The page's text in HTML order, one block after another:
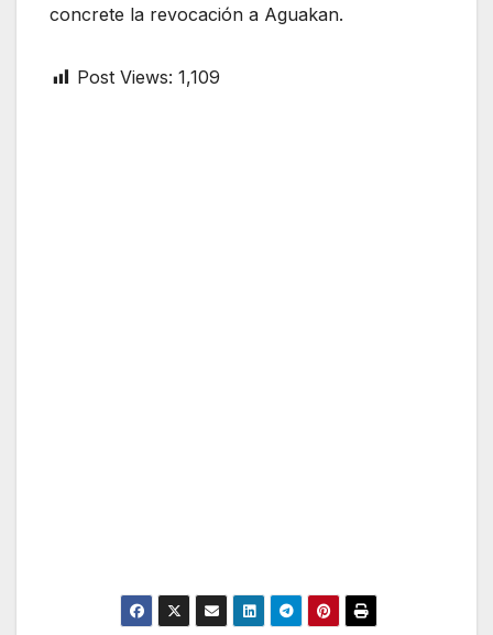
concrete la revocación a Aguakan.
Post Views: 1,109